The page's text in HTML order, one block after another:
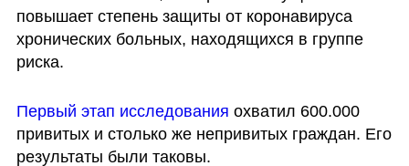
повышает степень защиты от коронавируса
хронических больных, находящихся в группе
риска.
Первый этап исследования охватил 600.000
привитых и столько же непривитых граждан. Его
результаты были таковы.